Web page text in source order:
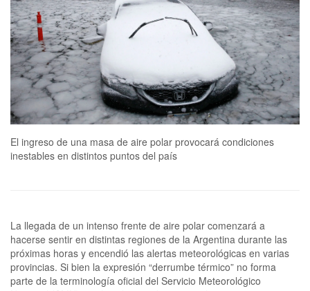
El ingreso de una masa de aire polar provocará condiciones
inestables en distintos puntos del país
La llegada de un intenso frente de aire polar comenzará a
hacerse sentir en distintas regiones de la Argentina durante las
próximas horas y encendió las alertas meteorológicas en varias
provincias. Si bien la expresión “derrumbe térmico” no forma
parte de la terminología oficial del Servicio Meteorológico